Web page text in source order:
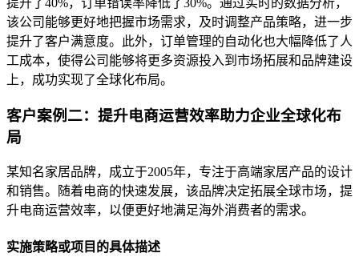
该公司能够更好地把握市场需求，及时调整产品策略，进一步
提升了客户满意度。此外，订单管理的自动化也大幅降低了人
工成本，使得公司能够将更多资源投入到市场拓展和品牌建设
上，成功实现了全球化布局。
客户案例二：提升电商运营效率助力企业全球化布
局
某知名家居品牌，成立于2005年，专注于高端家居产品的设计
和销售。随着电商的快速发展，该品牌决定拓展全球市场，提
升电商运营效率，以便更好地满足海外消费者的需求。
实施策略或项目的具体描述